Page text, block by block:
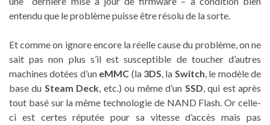
entendu que le problème puisse être résolu de la sorte.
Et comme on ignore encore la réelle cause du problème, on ne
sait pas non plus s’il est susceptible de toucher d’autres
machines dotées d’un eMMC (la 3DS, la Switch, le modèle de
base du Steam Deck, etc.) ou même d’un SSD, qui est après
tout basé sur la même technologie de NAND Flash. Or celle-
ci est certes réputée pour sa vitesse d’accès mais pas